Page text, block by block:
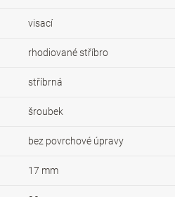
visací
rhodiované stříbro
stříbrná
šroubek
bez povrchové úpravy
17 mm